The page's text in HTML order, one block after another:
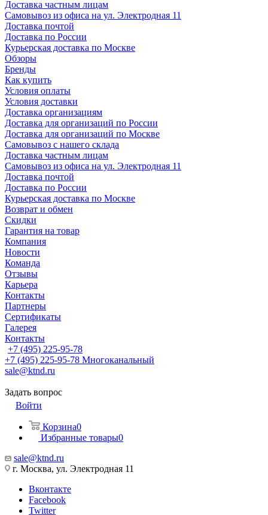
Доставка частным лицам
Самовывоз из офиса на ул. Электродная 11
Доставка почтой
Доставка по России
Курьерская доставка по Москве
Обзоры
Бренды
Как купить
Условия оплаты
Условия доставки
Доставка организациям
Доставка для организаций по России
Доставка для организаций по Москве
Самовывоз с нашего склада
Доставка частным лицам
Самовывоз из офиса на ул. Электродная 11
Доставка почтой
Доставка по России
Курьерская доставка по Москве
Возврат и обмен
Скидки
Гарантия на товар
Компания
Новости
Команда
Отзывы
Карьера
Контакты
Партнеры
Сертификаты
Галерея
Контакты
+7 (495) 225-95-78
+7 (495) 225-95-78 Многоканальный
sale@ktnd.ru
Задать вопрос
Войти
Корзина0
Избранные товары0
sale@ktnd.ru
г. Москва, ул. Электродная 11
Вконтакте
Facebook
Twitter